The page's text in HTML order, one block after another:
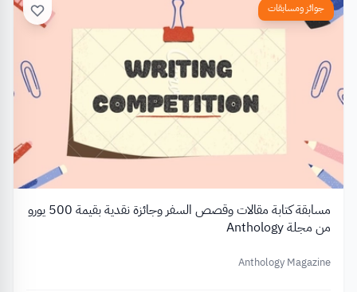
جوائز ومسابقات
مسابقة كتابة مقالات وقصص السفر وجائزة نقدية بقيمة 500 يورو
من مجلة Anthology
Anthology Magazine